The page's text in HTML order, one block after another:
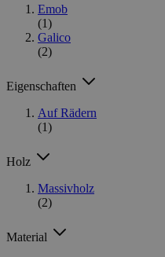
Emob
(1)
Galico
(2)
Eigenschaften
Auf Rädern
(1)
Holz
Massivholz
(2)
Material